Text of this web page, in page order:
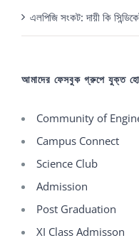
এলপিজি সংকট: দায়ী কি
আমাদের ফেসবুক গ্রুপে যুক্ত
Community of
Campus Connect
Science Club
Admission
Post Graduation
XI Class Admisson